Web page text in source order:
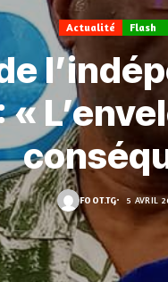
Actualité Flash
«
FOOT.TG 5 AVRIL